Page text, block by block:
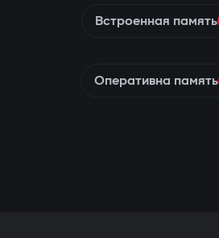
Встроенная память
Оперативна память